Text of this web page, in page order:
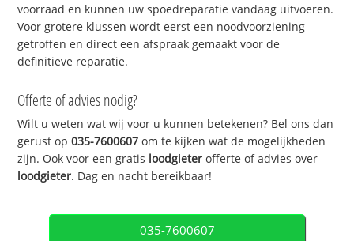
voorraad en kunnen uw spoedreparatie vandaag uitvoeren.
Voor grotere klussen wordt eerst een noodvoorziening
getroffen en direct een afspraak gemaakt voor de
definitieve reparatie.
Offerte of advies nodig?
Wilt u weten wat wij voor u kunnen betekenen? Bel ons dan
gerust op035-7600607 om te kijken wat de mogelijkheden
zijn. Ook voor een gratis loodgieter offerte of advies over
loodgieter. Dag en nacht bereikbaar!
035-7600607